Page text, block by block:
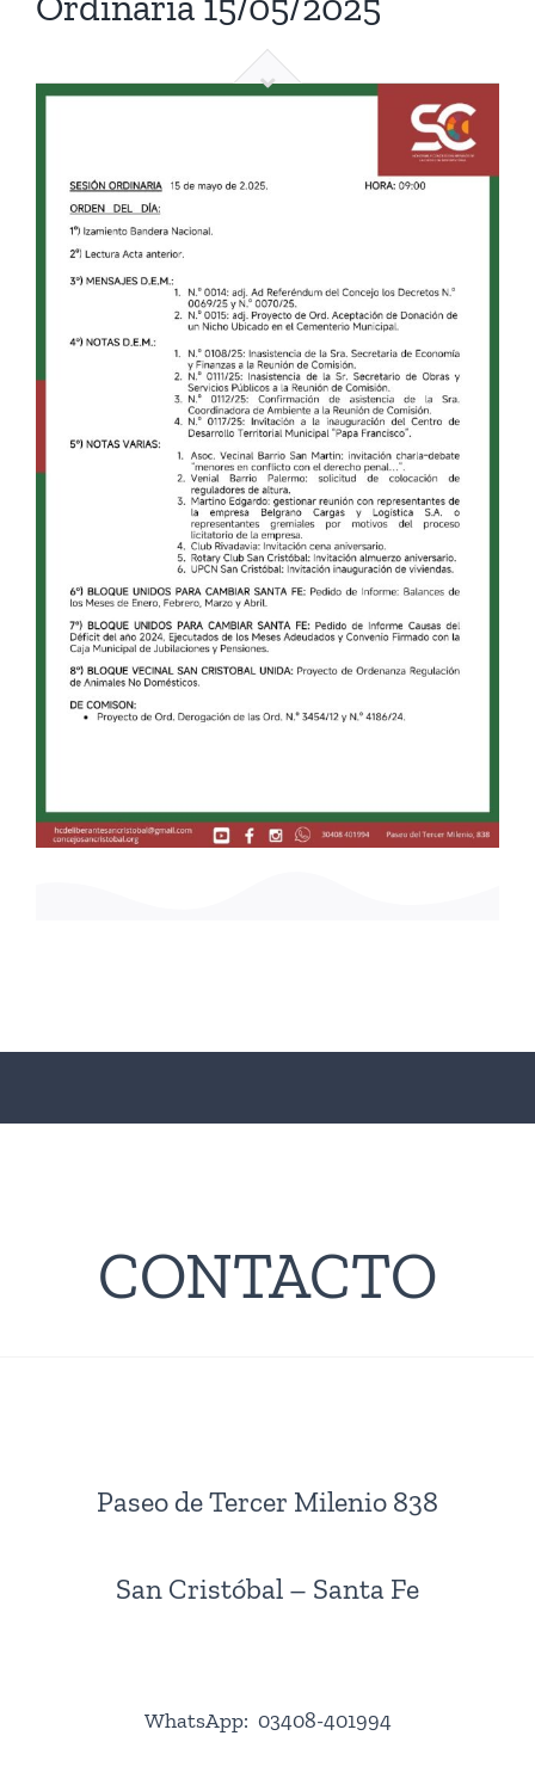
CONTACTO
Paseo de Tercer Milenio 838
San Cristóbal – Santa Fe
WhatsApp: 03408-401994